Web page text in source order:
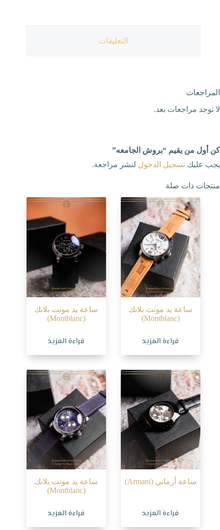
التعليقات
المراجعات
لا توجد مراجعات بعد.
كن أول من يقيم “بروش الجامعه”
يجب عليك تسجيل الدخول لنشر مراجعة.
منتجات ذات صلة
ساعة يد مونت بلانك
(Montblanc)
قراءة المزيد
ساعة يد مونت بلانك
(Montblanc)
قراءة المزيد
ساعة أرماني (Armani)
قراءة المزيد
ساعة يد مونت بلانك
(Montblanc)
قراءة المزيد